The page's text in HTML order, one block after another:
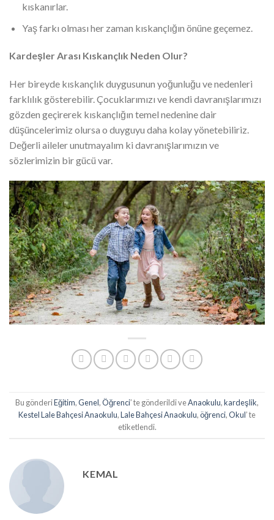
kıskanırlar.
Yaş farkı olması her zaman kıskançlığın önüne geçemez.
Kardeşler Arası Kıskançlık Neden Olur?
Her bireyde kıskançlık duygusunun yoğunluğu ve nedenleri
farklılık gösterebilir. Çocuklarımızı ve kendi davranışlarımızı
gözden geçirerek kıskançlığın temel nedenine dair
düşüncelerimiz olursa o duyguyu daha kolay yönetebiliriz.
Değerli aileler unutmayalım ki davranışlarımızın ve
sözlerimizin bir gücü var.
Bu gönderiEğitim,Genel,Öğrenci’ te gönderildi veAnaokulu,kardeşlik,
Kestel Lale Bahçesi Anaokulu,Lale Bahçesi Anaokulu,öğrenci,Okul’ te
etiketlendi.
KEMAL